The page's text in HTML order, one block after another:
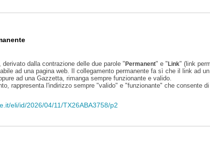
derivato dalla contrazione delle due parole "Permanent" e "Link" (link
ad una pagina web. Il collegamento permanente fa sì che il link ad
ad una Gazzetta, rimanga sempre funzionante e valido.
rappresenta l'indirizzo sempre "valido" e "funzionante" che consente
eli/id/2026/04/11/TX26ABA3758/p2